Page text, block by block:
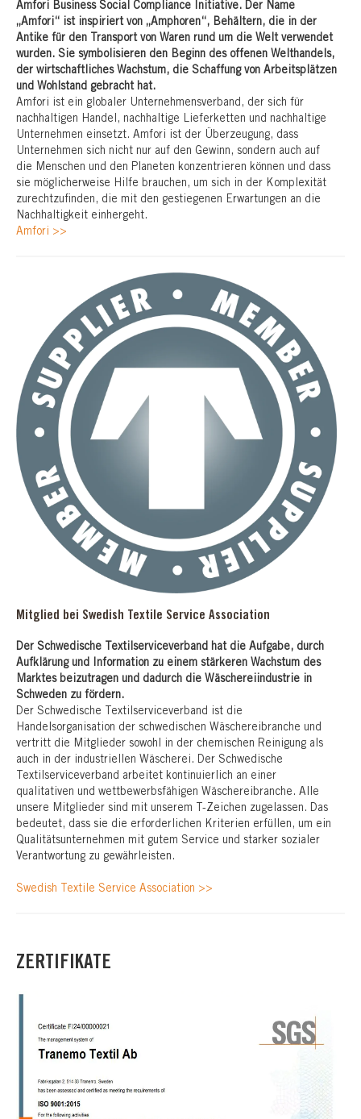
Amfori Business Social Compliance Initiative. Der Name
„Amfori“ ist inspiriert von „Amphoren“, Behältern, die in der
Antike für den Transport von Waren rund um die Welt verwendet
wurden. Sie symbolisieren den Beginn des offenen Welthandels,
der wirtschaftliches Wachstum, die Schaffung von Arbeitsplätzen
und Wohlstand gebracht hat.
Amfori ist ein globaler Unternehmensverband, der sich für
nachhaltigen Handel, nachhaltige Lieferketten und nachhaltige
Unternehmen einsetzt. Amfori ist der Überzeugung, dass
Unternehmen sich nicht nur auf den Gewinn, sondern auch auf
die Menschen und den Planeten konzentrieren können und dass
sie möglicherweise Hilfe brauchen, um sich in der Komplexität
zurechtzufinden, die mit den gestiegenen Erwartungen an die
Nachhaltigkeit einhergeht.
Amfori >>
Mitglied bei Swedish Textile Service Association
Der Schwedische Textilserviceverband hat die Aufgabe, durch
Aufklärung und Information zu einem stärkeren Wachstum des
Marktes beizutragen und dadurch die Wäschereiindustrie in
Schweden zu fördern.
Der Schwedische Textilserviceverband ist die
Handelsorganisation der schwedischen Wäschereibranche und
vertritt die Mitglieder sowohl in der chemischen Reinigung als
auch in der industriellen Wäscherei. Der Schwedische
Textilserviceverband arbeitet kontinuierlich an einer
qualitativen und wettbewerbsfähigen Wäschereibranche. Alle
unsere Mitglieder sind mit unserem T-Zeichen zugelassen. Das
bedeutet, dass sie die erforderlichen Kriterien erfüllen, um ein
Qualitätsunternehmen mit gutem Service und starker sozialer
Verantwortung zu gewährleisten.
Swedish Textile Service Association >>
ZERTIFIKATE